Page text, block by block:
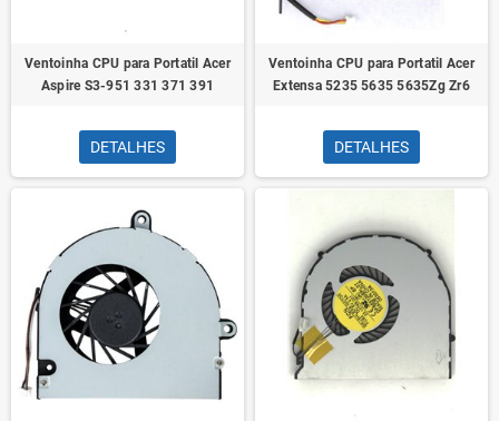
Ventoinha CPU para Portatil Acer
Aspire S3-951 331 371 391
DETALHES
Ventoinha CPU para Portatil Acer
Extensa 5235 5635 5635Zg Zr6
DETALHES